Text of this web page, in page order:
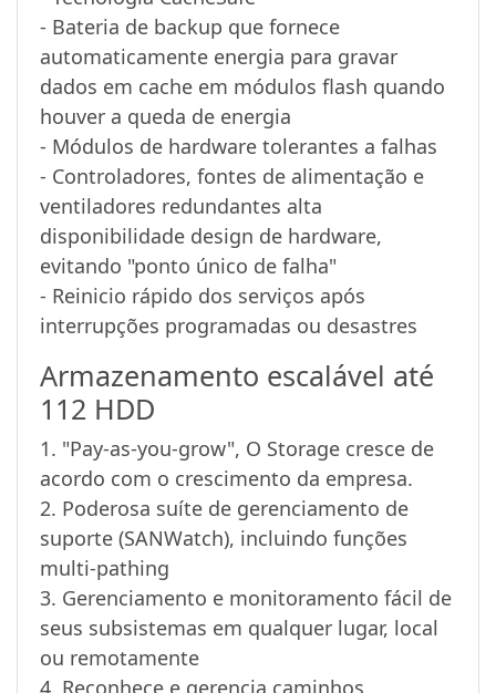
- Bateria de backup que fornece
automaticamente energia para gravar
dados em cache em módulos flash quando
houver a queda de energia
- Módulos de hardware tolerantes a falhas
- Controladores, fontes de alimentação e
ventiladores redundantes alta
disponibilidade design de hardware,
evitando "ponto único de falha"
- Reinicio rápido dos serviços após
interrupções programadas ou desastres
Armazenamento escalável até
112 HDD
1. "Pay-as-you-grow", O Storage cresce de
acordo com o crescimento da empresa.
2. Poderosa suíte de gerenciamento de
suporte (SANWatch), incluindo funções
multi-pathing
3. Gerenciamento e monitoramento fácil de
seus subsistemas em qualquer lugar, local
ou remotamente
4. Reconhece e gerencia caminhos